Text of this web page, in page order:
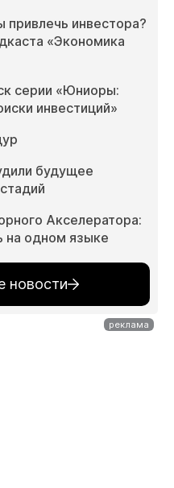
инвестора?
«Экономика
серии «Юниоры:
инвестиций»
будущее
Акселератора:
на одном языке
новости